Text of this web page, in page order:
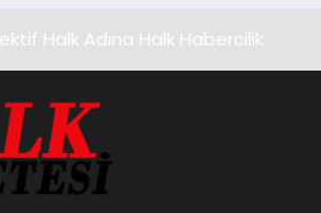
Halk Adına Halk Habercilik